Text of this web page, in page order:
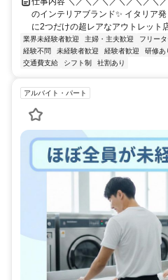
のインテリアブランド✨ イタリア
に2つだけの超レアなアウトレット
業界未経験者歓迎 主婦・主夫歓迎 フリー
経験不問
未経験者歓迎 経験者歓迎 研修あ
交通費支給
シフト制 社割あり
アルバイト・パート